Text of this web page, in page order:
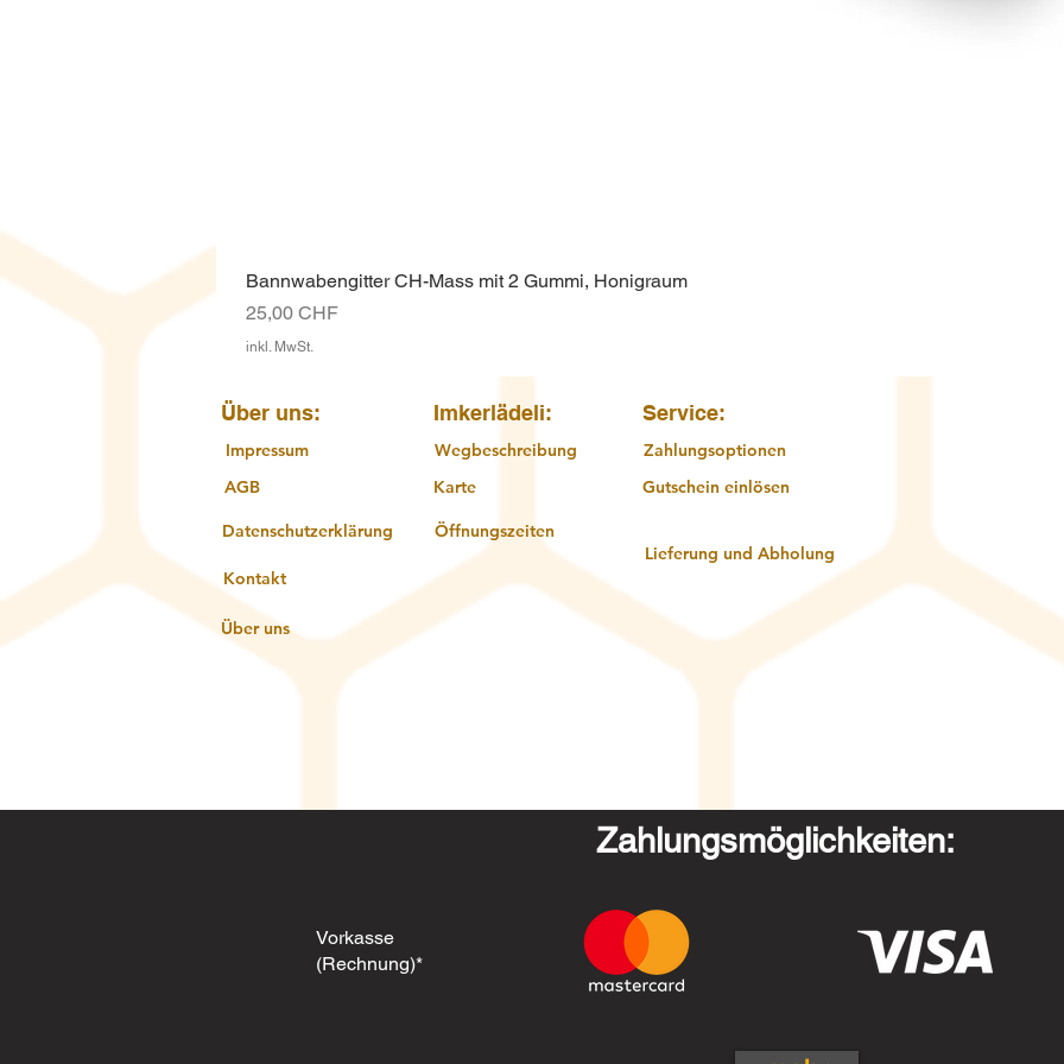
Bannwabengitter CH-Mass mit 2 Gummi, Honigraum
Preis
25,00 CHF
inkl. MwSt.
Über uns:
Impressum
AGB
Datenschutzerklärung
Imkerlädeli:
Wegbeschreibung
Karte
Öffnungszeiten
Kontakt
Service:
Zahlungsoptionen
Gutschein einlösen
Lieferung und Abholung
Über uns
Zahlungsmöglichkeiten:
Vorkasse
(Rechnung)*